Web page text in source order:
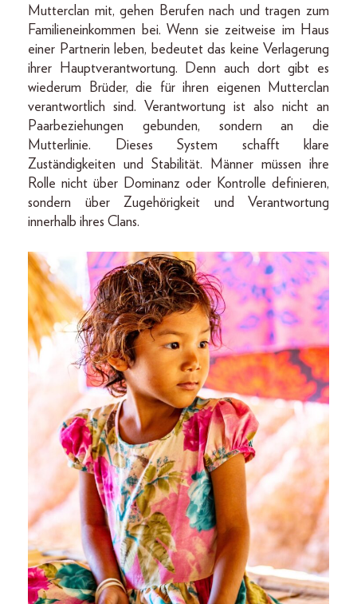
Mutterclan mit, gehen Berufen nach und tragen zum
Familieneinkommen bei. Wenn sie zeitweise im Haus
einer Partnerin leben, bedeutet das keine Verlagerung
ihrer Hauptverantwortung. Denn auch dort gibt es
wiederum Brüder, die für ihren eigenen Mutterclan
verantwortlich sind. Verantwortung ist also nicht an
Paarbeziehungen gebunden, sondern an die
Mutterlinie. Dieses System schafft klare
Zuständigkeiten und Stabilität. Männer müssen ihre
Rolle nicht über Dominanz oder Kontrolle definieren,
sondern über Zugehörigkeit und Verantwortung
innerhalb ihres Clans.